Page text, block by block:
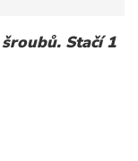
Stačí 1